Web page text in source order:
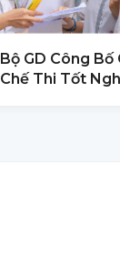
Bộ GD Công Bố
Chế Thi Tốt